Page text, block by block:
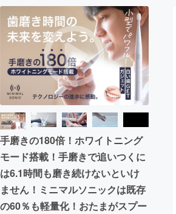
テクノロジー・ガジェット
映像・映画
ビジネス・起業
まちづくり・地域活性化
CAMPFIRE for Social Good
CAMPFIREふるさと納税machi-ya
手磨きの180倍！ホワイトニング
モード搭載！手磨きで追いつくに
は6.1時間も磨き続けないといけ
ません！ミニマルソニックは既存
の60％も軽量化！おたまがスプー